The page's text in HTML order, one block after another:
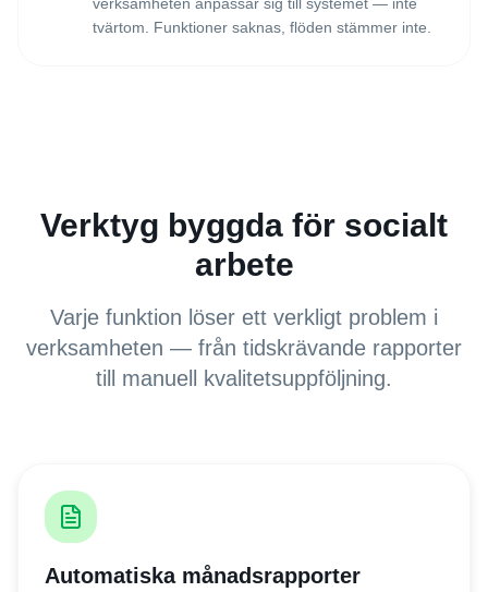
tvärtom. Funktioner saknas, flöden stämmer inte.
Verktyg byggda för socialt
arbete
Varje funktion löser ett verkligt problem i
verksamheten — från tidskrävande rapporter
till manuell kvalitetsuppföljning.
Automatiska månadsrapporter